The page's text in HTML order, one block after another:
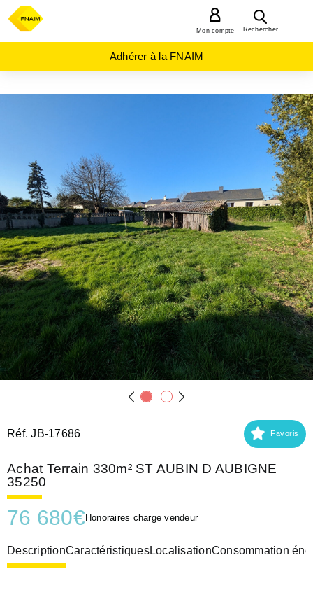
Rechercher
Mon compte
Adhérer à la FNAIM
VILAINE
ST
AUBIN D
AUBIGNE
(35250)
Réf. JB-17686 Favoris
Achat Terrain 330m² ST AUBIN D AUBIGNE
35250
76 680€ Honoraires charge vendeur
DescriptionCaractéristiquesLocalisationConsommation